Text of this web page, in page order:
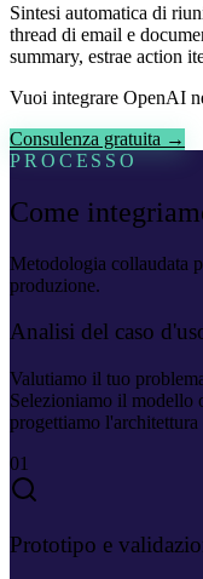
Sintesi automatica di
thread di email e
summary, estrae action
Vuoi integrare OpenAI
Consulenza gratuita →
PROCESSO
Come
Metodologia collaudata
produzione.
Analisi del caso
Valutiamo il tuo
Selezioniamo il modello
progettiamo
01
Prototipo e